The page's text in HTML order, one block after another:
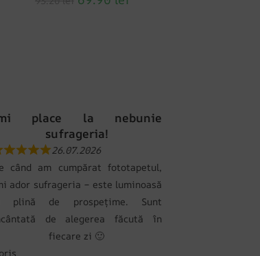
place la nebunie
sufrageria!
26.07.2026
când am cumpărat fototapetul,
ador sufrageria – este luminoasă
plină de prospețime. Sunt
de alegerea făcută în
fiecare zi 🙂